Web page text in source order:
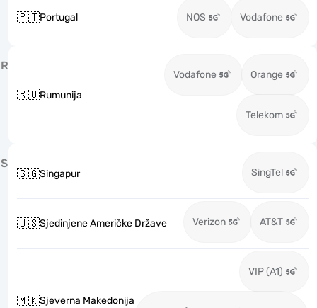
🇵🇹Portugal NOS Vodafone
R
🇷🇴Rumunija
Vodafone Orange
Telekom
S
🇸🇬Singapur SingTel
🇺🇸Sjedinjene Američke Države Verizon AT&T
🇲🇰Sjeverna Makedonija
VIP (A1)